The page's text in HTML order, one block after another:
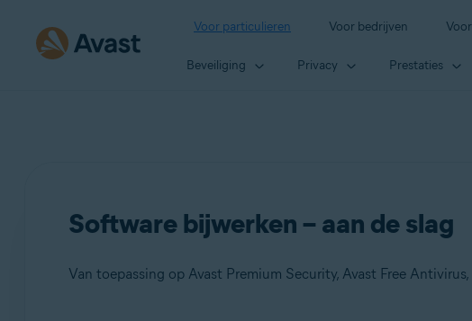
Voor particulieren Voor bedrijven
Beveiliging Privacy Prestaties
Software bijwerken – aan de slag
Van toepassing op Avast Premium Security, Avast Free